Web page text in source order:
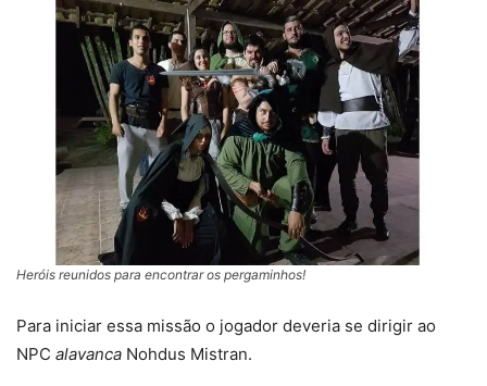
Heróis reunidos para encontrar os pergaminhos!
Para iniciar essa missão o jogador deveria se dirigir ao
NPC alavanca Nohdus Mistran.